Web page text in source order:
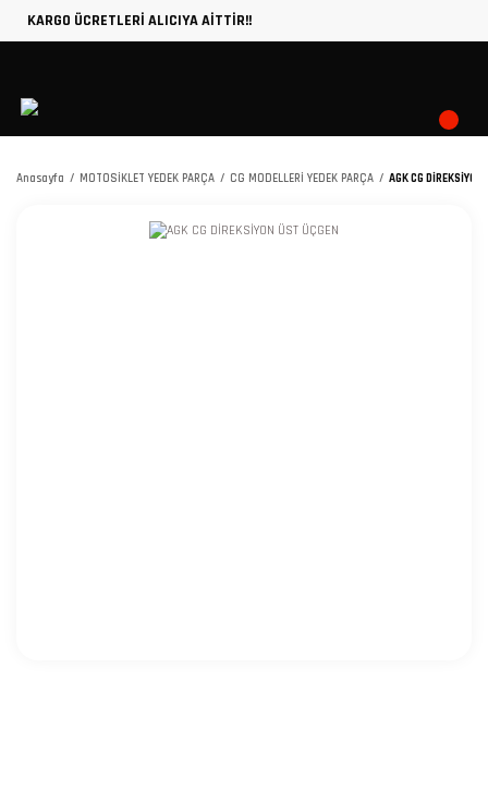
KARGO ÜCRETLERİ ALICIYA AİTTİR!!
Anasayfa MOTOSİKLET YEDEK PARÇA CG MODELLERİ YEDEK PARÇA AGK CG DİREKSİYON